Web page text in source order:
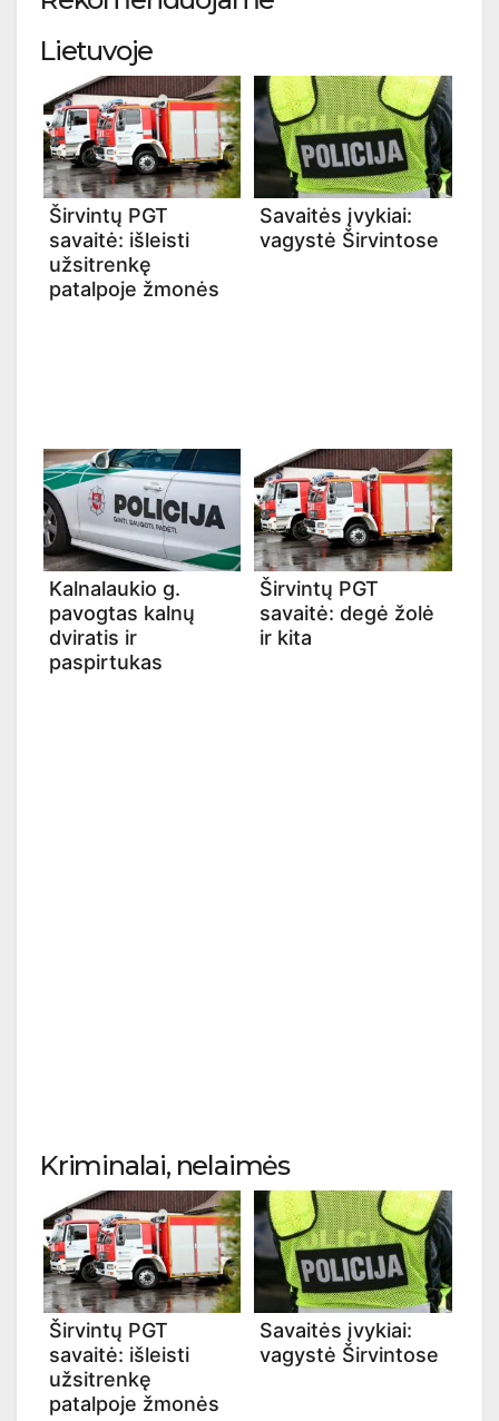
Lietuvoje
Širvintų PGT
savaitė: išleisti
užsitrenkę
patalpoje žmonės
Savaitės įvykiai:
vagystė Širvintose
Kalnalaukio g.
pavogtas kalnų
dviratis ir
paspirtukas
Širvintų PGT
savaitė: degė žolė
ir kita
Kriminalai, nelaimės
Širvintų PGT
savaitė: išleisti
užsitrenkę
patalpoje žmonės
Savaitės įvykiai:
vagystė Širvintose